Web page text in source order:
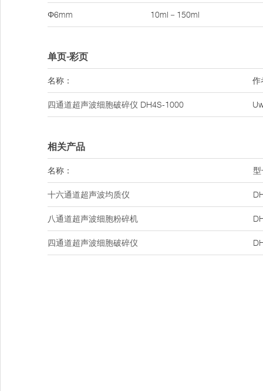
Φ6mm 10ml－150ml
单页-彩页
名称： 作
四通道超声波细胞破碎仪 DH4S-1000
相关产品
名称： 型
十六通道超声波均质仪
八通道超声波细胞粉碎机
四通道超声波细胞破碎仪